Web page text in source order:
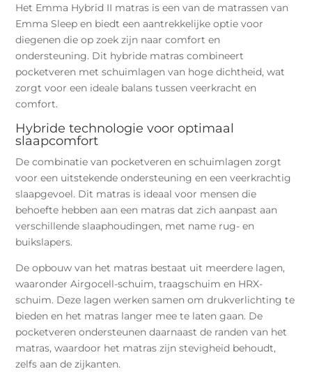
Het Emma Hybrid II matras is een van de matrassen van
Emma Sleep en biedt een aantrekkelijke optie voor
diegenen die op zoek zijn naar comfort en
ondersteuning. Dit hybride matras combineert
pocketveren met schuimlagen van hoge dichtheid, wat
zorgt voor een ideale balans tussen veerkracht en
comfort.
Hybride technologie voor optimaal
slaapcomfort
De combinatie van pocketveren en schuimlagen zorgt
voor een uitstekende ondersteuning en een veerkrachtig
slaapgevoel. Dit matras is ideaal voor mensen die
behoefte hebben aan een matras dat zich aanpast aan
verschillende slaaphoudingen, met name rug- en
buikslapers.
De opbouw van het matras bestaat uit meerdere lagen,
waaronder Airgocell-schuim, traagschuim en HRX-
schuim. Deze lagen werken samen om drukverlichting te
bieden en het matras langer mee te laten gaan. De
pocketveren ondersteunen daarnaast de randen van het
matras, waardoor het matras zijn stevigheid behoudt,
zelfs aan de zijkanten.